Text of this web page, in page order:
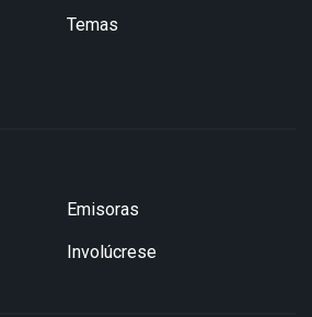
Temas
Emisoras
Involúcrese